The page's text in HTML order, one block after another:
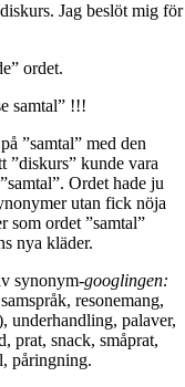
Jag beslöt mig för
ordet.
samtal” !!!
”samtal” med den
”diskurs” kunde vara
Ordet hade ju
utan fick nöja
som ordet ”samtal”
nya kläder.
synonym-googlingen:
resonemang,
underhandling, palaver,
prat, snack, småprat,
påringning.